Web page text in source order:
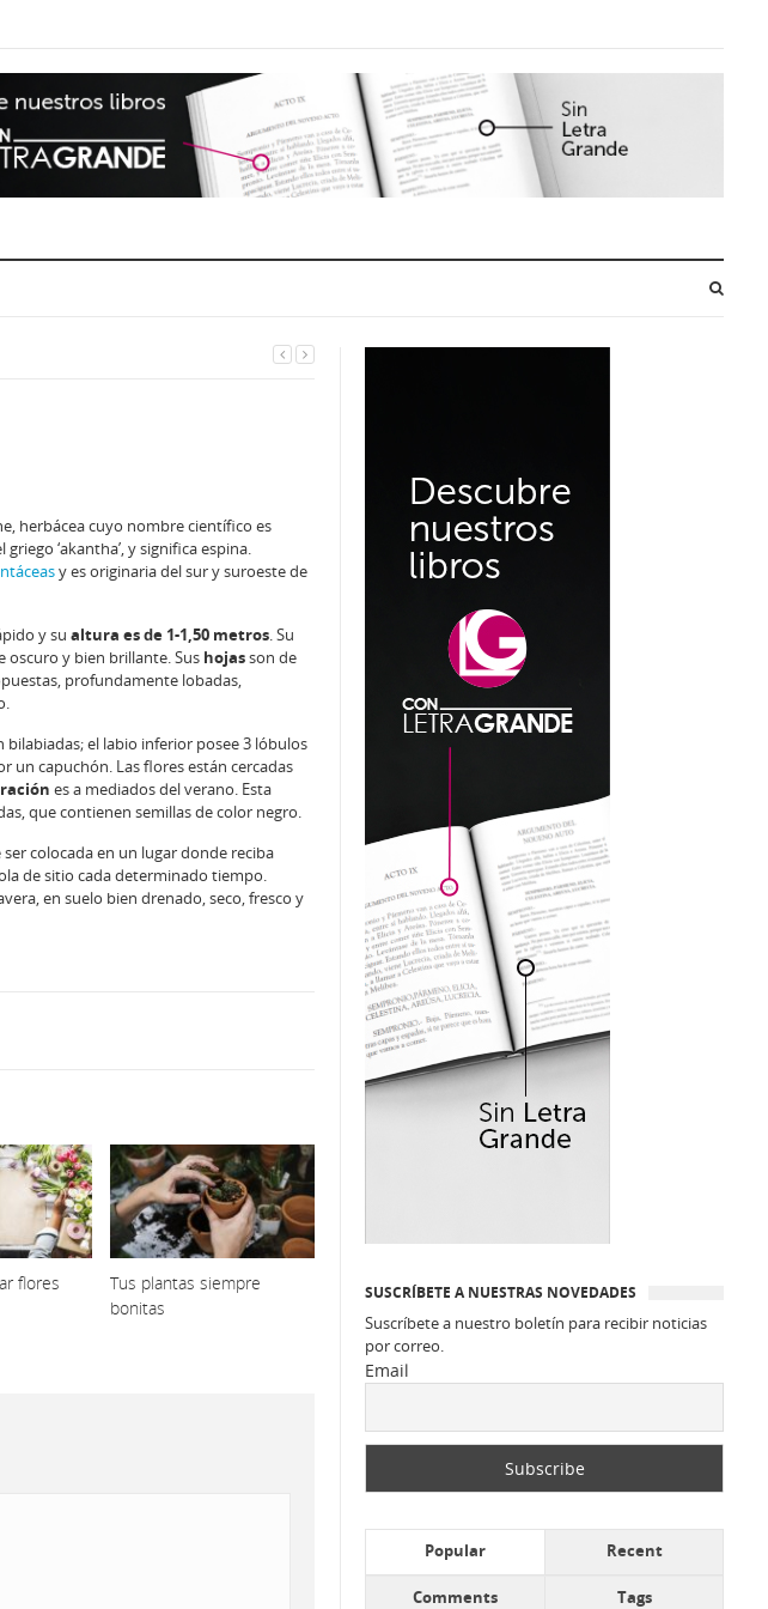
herbácea cuyo nombre científico es
griego ‘akantha’, y significa espina.
y es originaria del sur y suroeste de
y su altura es de 1-1,50 metros. Su
oscuro y bien brillante. Sus hojasson de
profundamente lobadas,
bilabiadas; el labio inferior posee 3 lóbulos
un capuchón. Las flores están cercadas
es a mediados del verano. Esta
que contienen semillas de color negro.
colocada en un lugar donde reciba
de sitio cada determinado tiempo.
en suelo bien drenado, seco, fresco y
flores
Tus plantas siempre
bonitas
SUSCRÍBETE A NUESTRAS NOVEDADES
Suscríbete a nuestro boletín para recibir noticias
por correo.
Email
Popular Recent
Comments Tags